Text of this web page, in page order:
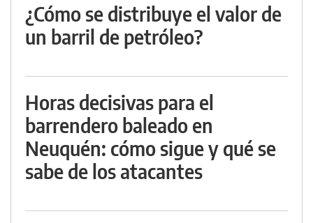
¿Cómo se distribuye el valor de
un barril de petróleo?
Horas decisivas para el
barrendero baleado en
Neuquén: cómo sigue y qué se
sabe de los atacantes